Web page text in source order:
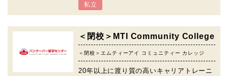
私立
＜閉校＞MTI Community College
＜閉校＞エムティーアイ コミュニティー カレッジ
20年以上に渡り質の高いキャリアトレーニ